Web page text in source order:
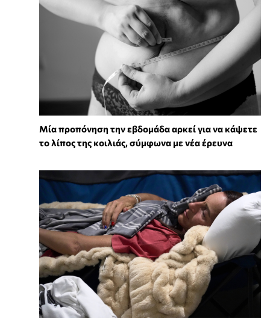
Μία προπόνηση την εβδομάδα αρκεί για να κάψετε
το λίπος της κοιλιάς, σύμφωνα με νέα έρευνα